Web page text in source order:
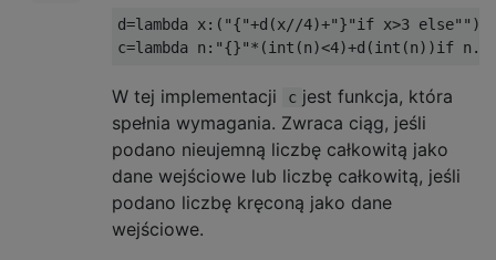
d=lambda x:("{"+d(x//4)+"}"if x>3
W tej implementacji c jest funkcja, która
spełnia wymagania. Zwraca ciąg, jeśli
podano nieujemną liczbę całkowitą jako
dane wejściowe lub liczbę całkowitą, jeśli
podano liczbę kręconą jako dane
wejściowe.